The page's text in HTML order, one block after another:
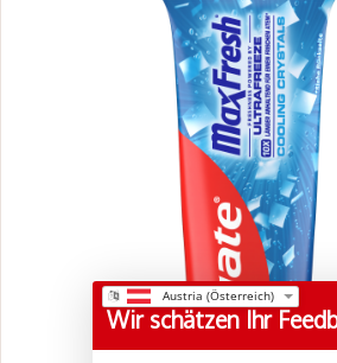
Wir schätzen Ihr